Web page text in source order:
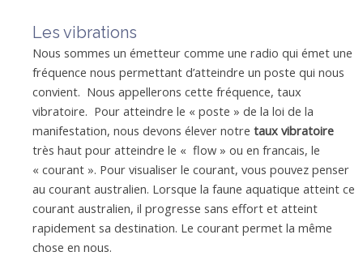
Les vibrations
Nous sommes un émetteur comme une radio qui émet une
fréquence nous permettant d’atteindre un poste qui nous
convient. Nous appellerons cette fréquence, taux
vibratoire. Pour atteindre le « poste » de la loi de la
manifestation, nous devons élever notre taux vibratoire
très haut pour atteindre le « flow » ou en francais, le
« courant ». Pour visualiser le courant, vous pouvez penser
au courant australien. Lorsque la faune aquatique atteint ce
courant australien, il progresse sans effort et atteint
rapidement sa destination. Le courant permet la même
chose en nous.